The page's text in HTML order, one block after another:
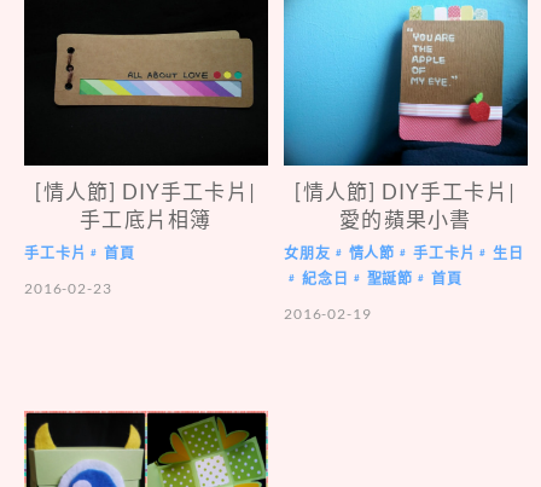
[情人節] DIY手工卡片|
手工底片相簿
手工卡片 #
首頁
2016-02-23
[情人節] DIY手工卡片|
愛的蘋果小書
女朋友 # 情人節 # 手工卡片 # 生日
# 紀念日 # 聖誕節 #
首頁
2016-02-19